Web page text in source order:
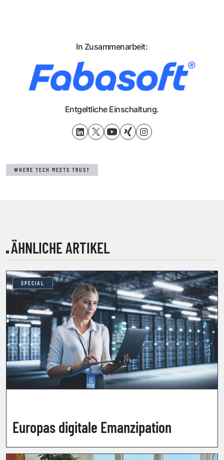
In Zusammenarbeit:
Entgeltliche Einschaltung.
WHERE TECH MEETS TRUST
ÄHNLICHE ARTIKEL
SPECIAL
Europas digitale Emanzipation